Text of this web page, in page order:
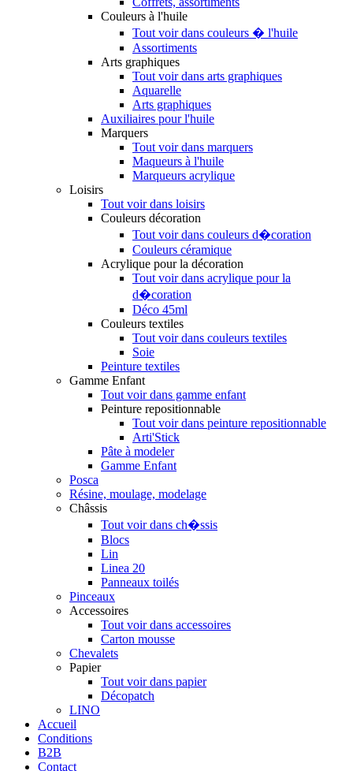
Couleurs à l'huile
Tout voir dans couleurs � l'huile
Assortiments
Arts graphiques
Tout voir dans arts graphiques
Aquarelle
Arts graphiques
Auxiliaires pour l'huile
Marquers
Tout voir dans marquers
Maqueurs à l'huile
Marqueurs acrylique
Loisirs
Tout voir dans loisirs
Couleurs décoration
Tout voir dans couleurs d�coration
Couleurs céramique
Acrylique pour la décoration
Tout voir dans acrylique pour la
d�coration
Déco 45ml
Couleurs textiles
Tout voir dans couleurs textiles
Soie
Peinture textiles
Gamme Enfant
Tout voir dans gamme enfant
Peinture repositionnable
Tout voir dans peinture repositionnable
Arti'Stick
Pâte à modeler
Gamme Enfant
Posca
Résine, moulage, modelage
Châssis
Tout voir dans ch�ssis
Blocs
Lin
Linea 20
Panneaux toilés
Pinceaux
Accessoires
Tout voir dans accessoires
Carton mousse
Chevalets
Papier
Tout voir dans papier
Décopatch
LINO
Accueil
Conditions
B2B
Contact